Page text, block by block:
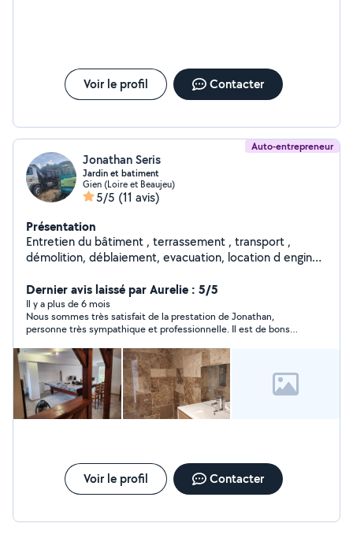
Voir le profil Contacter
Auto-entrepreneur
Jonathan Seris
Jardin et batiment
Gien (Loire et Beaujeu)
5/5 (11 avis)
Présentation
Entretien du bâtiment , terrassement , transport ,
démolition, déblaiement, evacuation, location d engin
Dernier avis laissé par Aurelie : 5/5
Il y a plus de 6 mois
Nous sommes très satisfait de la prestation de Jonathan,
personne très sympathique et professionnelle. Il est de bons
recommanderais à d'autres personnes les yeux fermés.
Voir le profil Contacter